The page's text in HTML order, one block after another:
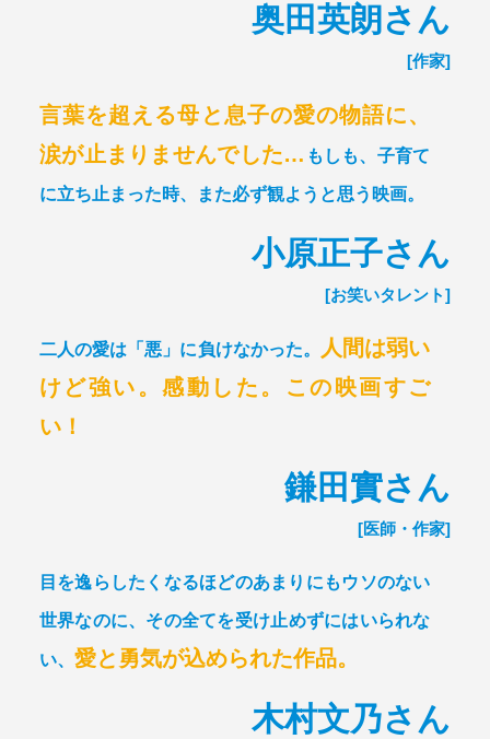
奥田英朗さん
[作家]
言葉を超える母と息子の愛の物語に、
涙が止まりませんでした… もしも、子育て
に立ち止まった時、また必ず観ようと思う映画。
小原正子さん
[お笑いタレント]
二人の愛は「悪」に負けなかった。
人間は弱い
けど強い。感動した。この映画すご
い！
鎌田實さん
[医師・作家]
目を逸らしたくなるほどのあまりにもウソのない
世界なのに、 その全てを受け止めずにはいられな
い、 愛と勇気が込められた作品。
木村文乃さん